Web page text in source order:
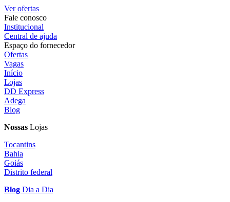
Ver ofertas
Fale conosco
Institucional
Central de ajuda
Espaço do fornecedor
Ofertas
Vagas
Início
Lojas
DD Express
Adega
Blog
Nossas Lojas
Tocantins
Bahia
Goiás
Distrito federal
Blog Dia a Dia